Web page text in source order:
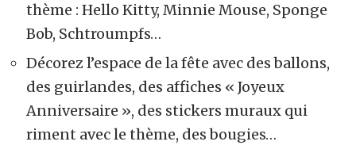
thème : Hello Kitty, Minnie Mouse, Sponge
Bob, Schtroumpfs…
Décorez l’espace de la fête avec des ballons,
des guirlandes, des affiches « Joyeux
Anniversaire », des stickers muraux qui
riment avec le thème, des bougies…